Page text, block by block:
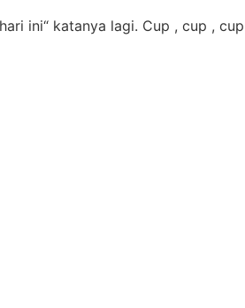
ini“ katanya lagi. Cup , cup ,